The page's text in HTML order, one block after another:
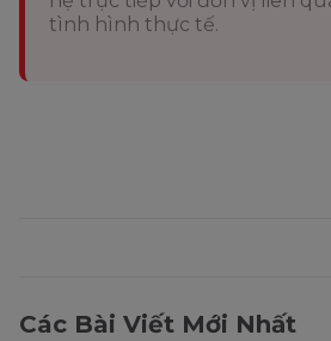
tình hình thực tế.
Các Bài Viết Mới Nhất